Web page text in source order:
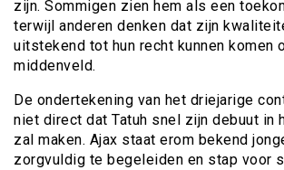
zijn. Sommigen zien hem als een
terwijl anderen denken dat zijn
uitstekend tot hun recht kunnen komen
middenveld.
De ondertekening van het driejarige
niet direct dat Tatuh snel zijn debuut in
zal maken. Ajax staat erom bekend
zorgvuldig te begeleiden en stap voor